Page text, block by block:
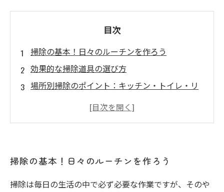
目次
掃除の基本！日々のルーチンを作ろう
効果的な掃除道具の選び方
場所別掃除のポイント：キッチン・トイレ・リ
掃除の基本！日々のルーチンを作ろう
掃除は毎日の生活の中で必ず必要な作業ですが、そのや